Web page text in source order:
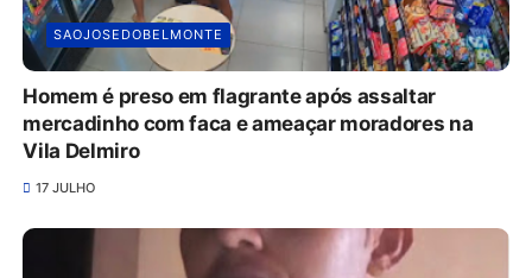
SAOJOSEDOBELMONTE
Homem é preso em flagrante após assaltar
mercadinho com faca e ameaçar moradores na
Vila Delmiro
17 JULHO